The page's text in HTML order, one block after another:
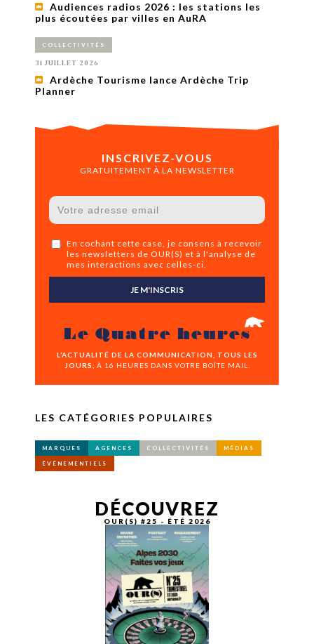
Audiences radios 2026 : les stations les
plus écoutées par villes en AuRA
COLLECTIVITÉS
31 JUILLET 2026
Ardèche Tourisme lance Ardèche Trip
Planner
INSCRIVEZ-VOUS
GRATUITEMENT À LA NEWSLETTER
En cochant cette case, je consens à recevoir
les newsletters de OUR(S) et à l'analyse de
mes interactions avec celles-ci.
JE M'INSCRIS
Le Quatre heures
L’ACTUALITÉ DE LA COMMUNICATION, TOUS LES
JOURS,
À 16 HEURES DANS VOTRE BOÎTE MAIL.
LES CATÉGORIES POPULAIRES
MARQUES AGENCES COLLECTIVITÉS MÉDIAS
ÉVÉNEMENTIELS
DÉCOUVREZ
OUR(S) #25 - ÉTÉ 2026